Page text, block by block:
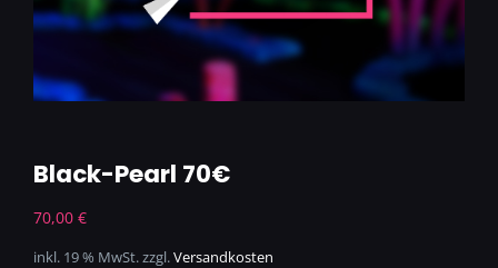
Black-Pearl 70€
70,00 €
inkl. 19 % MwSt.zzgl.Versandkosten